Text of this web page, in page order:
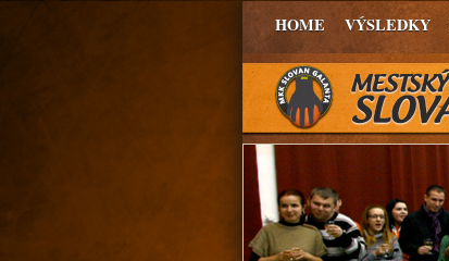
HOME VÝSLEDKY